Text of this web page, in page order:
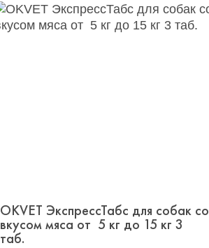
OKVET ЭкспрессТабс для собак со
вкусом мяса от 5 кг до 15 кг 3
таб.